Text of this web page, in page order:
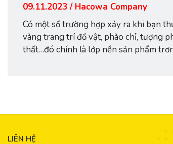
09.11.2023 / Hacowa Company
Có một số trường hợp xảy ra khi bạn
vàng trang trí đồ vật, phào chỉ, tượng
thất…đó chính là lớp nền sản phẩm
LIÊN HỆ